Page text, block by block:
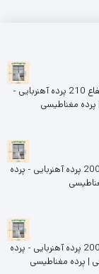
پرده توری مغناطیسی 210*110- پرده با عرض 110 و ارتفاع 210 پرده آهنربایی -
پرده توری مغناطیسی 200*80- پرده با عرض 80 و ارتفاع 200 پرده آهنربایی - پرده
پرده توری مغناطیسی 200*90- پرده با عرض 90 و ارتفاع 200 پرده آهنربایی - پرده